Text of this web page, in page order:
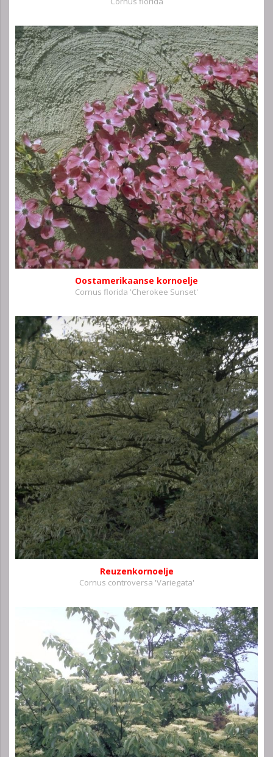
Oostamerikaanse kornoelje
Cornus florida 'Cherokee Sunset'
Reuzenkornoelje
Cornus controversa 'Variegata'